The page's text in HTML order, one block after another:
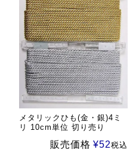
メタリックひも(金・銀)4ミ
リ 10cm単位 切り売り
販売価格 ¥52税込